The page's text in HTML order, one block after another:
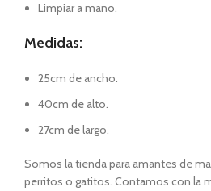
Limpiar a mano.
Medidas:
25cm de ancho.
40cm de alto.
27cm de largo.
Somos la tienda para amantes de
perritos o gatitos. Contamos con la